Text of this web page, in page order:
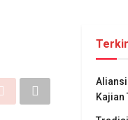
Aliansi
Kajian